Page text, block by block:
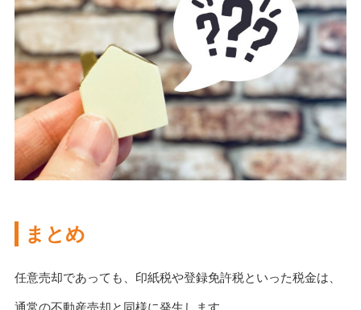
まとめ
任意売却であっても、印紙税や登録免許税といった税金は、